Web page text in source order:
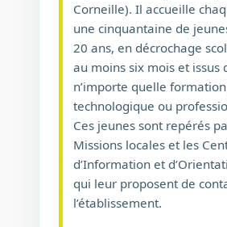
Corneille). Il accueille
une cinquantaine de
20 ans, en décrochage
au moins six mois et issus
n’importe quelle
technologique ou
Ces jeunes sont repérés
Missions locales et les
d’Information et
qui leur proposent de
l’établissement.